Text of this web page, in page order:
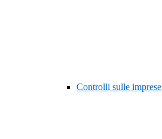
Controlli sulle imprese